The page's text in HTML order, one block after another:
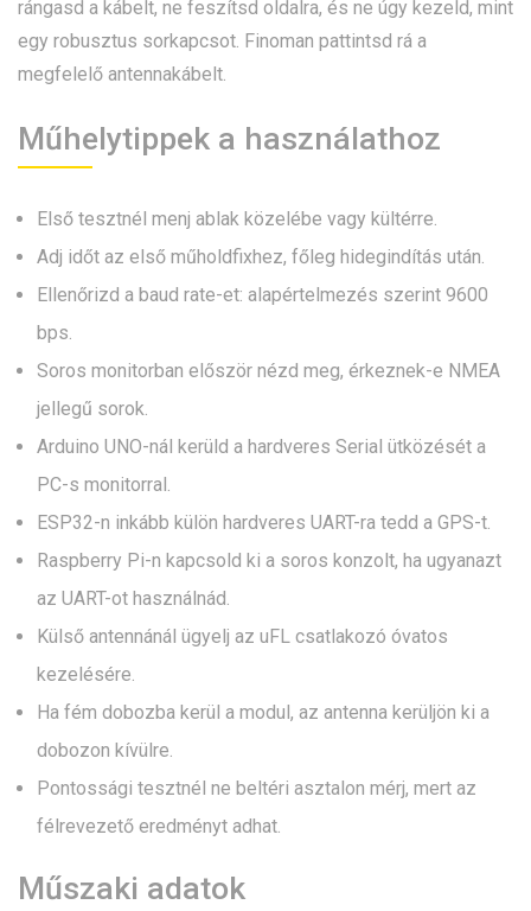
rángasd a kábelt, ne feszítsd oldalra, és ne úgy kezeld, mint
egy robusztus sorkapcsot. Finoman pattintsd rá a
megfelelő antennakábelt.
Műhelytippek a használathoz
Első tesztnél menj ablak közelébe vagy kültérre.
Adj időt az első műholdfixhez, főleg hidegindítás után.
Ellenőrizd a baud rate-et: alapértelmezés szerint 9600
bps.
Soros monitorban először nézd meg, érkeznek-e NMEA
jellegű sorok.
Arduino UNO-nál kerüld a hardveres Serial ütközését a
PC-s monitorral.
ESP32-n inkább külön hardveres UART-ra tedd a GPS-t.
Raspberry Pi-n kapcsold ki a soros konzolt, ha ugyanazt
az UART-ot használnád.
Külső antennánál ügyelj az uFL csatlakozó óvatos
kezelésére.
Ha fém dobozba kerül a modul, az antenna kerüljön ki a
dobozon kívülre.
Pontossági tesztnél ne beltéri asztalon mérj, mert az
félrevezető eredményt adhat.
Műszaki adatok